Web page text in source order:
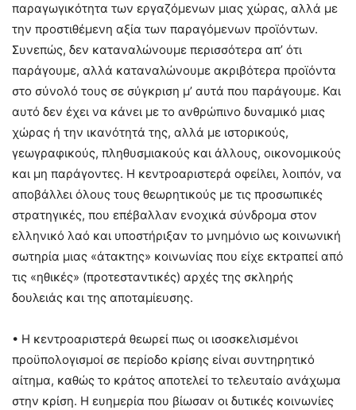
παραγωγικότητα των εργαζόμενων μιας χώρας, αλλά με
την προστιθέμενη αξία των παραγόμενων προϊόντων.
Συνεπώς, δεν καταναλώνουμε περισσότερα απ’ ότι
παράγουμε, αλλά καταναλώνουμε ακριβότερα προϊόντα
στο σύνολό τους σε σύγκριση μ’ αυτά που παράγουμε. Και
αυτό δεν έχει να κάνει με το ανθρώπινο δυναμικό μιας
χώρας ή την ικανότητά της, αλλά με ιστορικούς,
γεωγραφικούς, πληθυσμιακούς και άλλους, οικονομικούς
και μη παράγοντες. Η κεντροαριστερά οφείλει, λοιπόν, να
αποβάλλει όλους τους θεωρητικούς με τις προσωπικές
στρατηγικές, που επέβαλλαν ενοχικά σύνδρομα στον
ελληνικό λαό και υποστήριξαν το μνημόνιο ως κοινωνική
σωτηρία μιας «άτακτης» κοινωνίας που είχε εκτραπεί από
τις «ηθικές» (προτεσταντικές) αρχές της σκληρής
δουλειάς και της αποταμίευσης.
• Η κεντροαριστερά θεωρεί πως οι ισοσκελισμένοι
προϋπολογισμοί σε περίοδο κρίσης είναι συντηρητικό
αίτημα, καθώς το κράτος αποτελεί το τελευταίο ανάχωμα
στην κρίση. Η ευημερία που βίωσαν οι δυτικές κοινωνίες